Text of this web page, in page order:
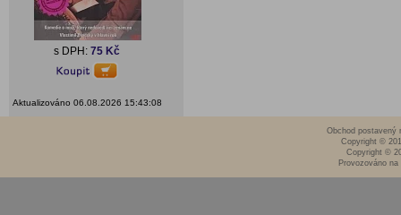
s DPH:75 Kč
Aktualizováno 06.08.2026 15:43:08
Obchod postavený
Copyright ©
Copyright ©
Provozováno